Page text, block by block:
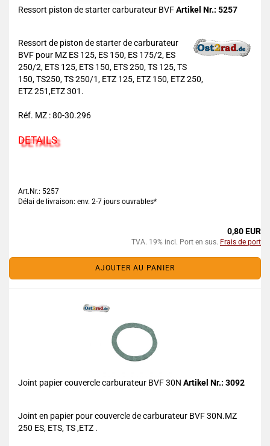
Ressort piston de starter carburateur BVFArtikel Nr.: 5257
Ressort de piston de starter de carburateur
BVF pour MZ ES 125, ES 150, ES 175/2, ES
250/2, ETS 125, ETS 150, ETS 250, TS 125, TS
150, TS250, TS 250/1, ETZ 125, ETZ 150, ETZ 250,
ETZ 251,ETZ 301.
Réf. MZ : 80-30.296
DETAILS
Art.Nr.: 5257
Délai de livraison: env. 2-7 jours ouvrables*
0,80 EUR
TVA. 19% incl. Port en sus. Frais de port
AJOUTER AU PANIER
Joint papier couvercle carburateur BVF 30N Artikel Nr.: 3092
Joint en papier pour couvercle de carburateur BVF 30N.MZ
250 ES, ETS, TS ,ETZ .